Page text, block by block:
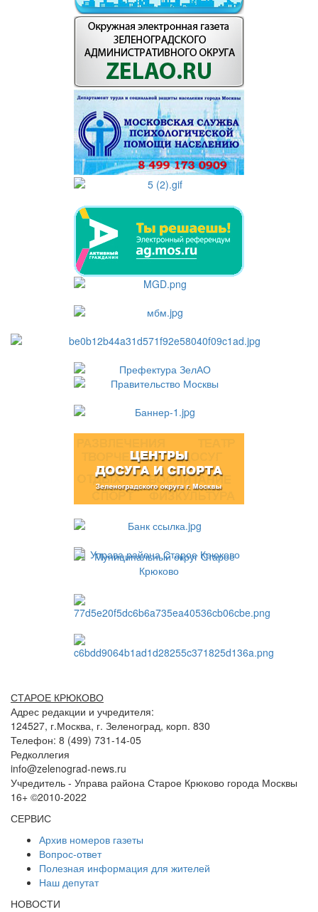
СТАРОЕ КРЮКОВО
Адрес редакции и учредителя:
124527, г.Москва, г. Зеленоград, корп. 830
Телефон: 8 (499) 731-14-05
Редколлегия
info@zelenograd-news.ru
Учредитель - Управа района Старое Крюково города Москвы
16+ ©2010-2022
СЕРВИС
Архив номеров газеты
Вопрос-ответ
Полезная информация для жителей
Наш депутат
НОВОСТИ